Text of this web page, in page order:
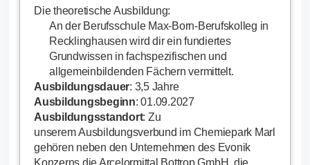
Die theoretische Ausbildung:
An der Berufsschule Max-Born-Berufskolleg in
Recklinghausen wird dir ein fundiertes
Grundwissen in fachspezifischen und
allgemeinbildenden Fächern vermittelt.
Ausbildungsdauer: 3,5 Jahre
Ausbildungsbeginn: 01.09.2027
Ausbildungsstandort: Zu
unserem Ausbildungsverbund im Chemiepark Marl
gehören neben den Unternehmen des Evonik
Konzerns die Arcelormittal Bottrop GmbH, die